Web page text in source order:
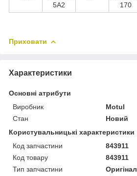
5A2
170
Приховати
Характеристики
Основні атрибути
Виробник
Motul
Стан
Новий
Користувальницькі характеристики
Код запчастини
843911
Код товару
843911
Тип запчастини
Оригінал